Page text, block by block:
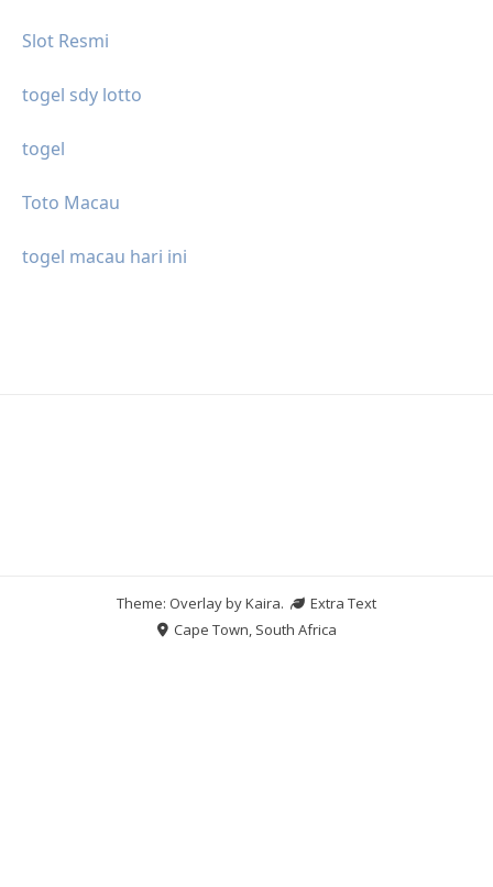
Slot Resmi
togel sdy lotto
togel
Toto Macau
togel macau hari ini
Theme: Overlay byKaira.
Extra Text
Cape Town, South Africa